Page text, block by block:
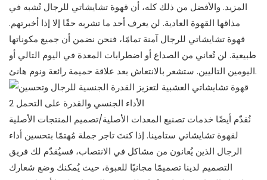
المزيد. والأفضل من ذلك كله، أن قهوة تشايشاتي للرجال تُشبه في
مذاقها القهوة العادية. لن يعرف أحد ما تشربه حقًا إلا إذا أخبرتهم.
قهوة تشايشاتي للرجال آمنة تمامًا، فنحن نضمن أن جميع مكوناتها
طبيعية. لن تُعاني من الصداع أو اضطرابات المعدة في اليوم التالي أو
اليومين التاليين. ستشعر بالانتعاش بعد علاقة حميمة رائعة ونوم هانئ.
نُقدّم أيضًا خدمات تصنيع المعدات الأصلية/تصميم المنتجات الأصلية
لقهوة تشايشاتي ستامينا. إذا كنتَ تاجر جملة مُهتمًا بتحسين أداء
الرجال الذين يُعانون من مشاكل في الانتصاب، فسيُقدّم لك فريق
التصميم لدينا تصميمًا مجانيًا للعبوة، حيث يُمكنك وضع شعارك